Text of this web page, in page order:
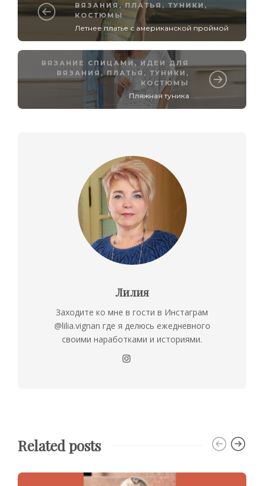
ВЯЗАНИЯ,ПЛАТЬЯ, ТУНИКИ,
КОСТЮМЫ
Летнее платье с американской проймой
ВЯЗАНИЕ СПИЦАМИ , ИДЕИ ДЛЯ
ВЯЗАНИЯ ,ПЛАТЬЯ, ТУНИКИ,
КОСТЮМЫ
Пляжная туника
Лилия
Заходите ко мне в гости в Инстаграм
@lilia.vignan где я делюсь ежедневного
своими наработками и историями.
Related posts